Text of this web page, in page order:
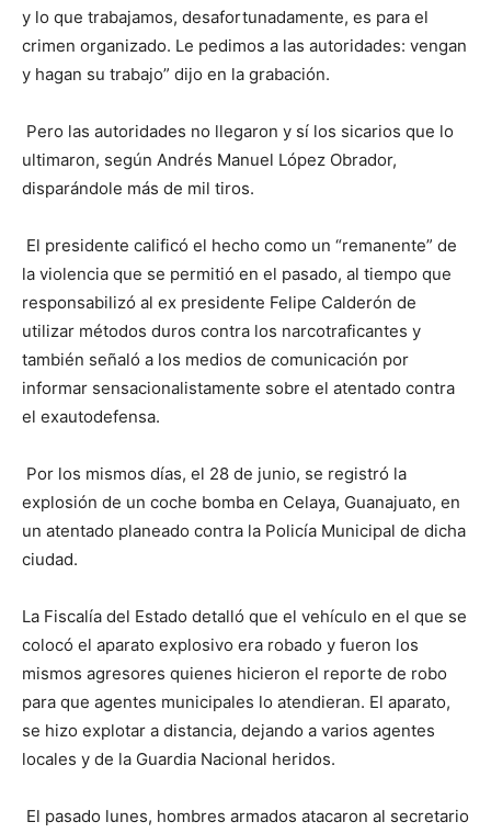
y lo que trabajamos, desafortunadamente, es para el
crimen organizado. Le pedimos a las autoridades: vengan
y hagan su trabajo” dijo en la grabación.
Pero las autoridades no llegaron y sí los sicarios que lo
ultimaron, según Andrés Manuel López Obrador,
disparándole más de mil tiros.
El presidente calificó el hecho como un “remanente” de
la violencia que se permitió en el pasado, al tiempo que
responsabilizó al ex presidente Felipe Calderón de
utilizar métodos duros contra los narcotraficantes y
también señaló a los medios de comunicación por
informar sensacionalistamente sobre el atentado contra
el exautodefensa.
Por los mismos días, el 28 de junio, se registró la
explosión de un coche bomba en Celaya, Guanajuato, en
un atentado planeado contra la Policía Municipal de dicha
ciudad.
La Fiscalía del Estado detalló que el vehículo en el que se
colocó el aparato explosivo era robado y fueron los
mismos agresores quienes hicieron el reporte de robo
para que agentes municipales lo atendieran. El aparato,
se hizo explotar a distancia, dejando a varios agentes
locales y de la Guardia Nacional heridos.
El pasado lunes, hombres armados atacaron al secretario